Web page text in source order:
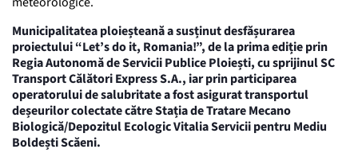
Municipalitatea ploieșteană a susținut desfășurarea
proiectului “Let’s do it, Romania!”, de la prima ediție prin
Regia Autonomă de Servicii Publice Ploiești, cu sprijinul SC
Transport Călători Express S.A., iar prin participarea
operatorului de salubritate a fost asigurat transportul
deșeurilor colectate către Stația de Tratare Mecano
Biologică/Depozitul Ecologic Vitalia Servicii pentru Mediu
Boldești Scăeni.